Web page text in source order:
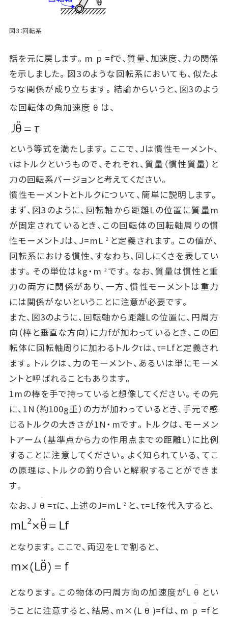
図3：回転系
話を元に戻します。m p
を示しました。図3のような回転系においても、似たよ
うな関係が成り立ちます。結論からいうと、図3のよう
な回転体の角加速度 θ は、
という等式を満たします。ここで、Jは慣性モーメント、
τはトルクというもので、それぞれ、質量（慣性質量）と
力の回転系バージョンと考えてください。
慣性モーメントとトルクについて、簡単に説明します。
まず、図3のように、回転軸から距離Lの位置に質量m
が固定されているとき、この回転体の回転軸周りの慣
性モーメントJは、J=mL 2 と定義されます。この値が、
回転系における慣性、すなわち、回しにくさを表してい
ます。その単位はkg・m 2です。なお、質量は慣性と重
力の両方に関係があり、一方、慣性モーメントは重力
には関係がないということに注意が必要です。
また、図3のように、回転軸から距離Lの位置に、円周方
向（棒と垂直な方向）に力fが加わっているとき、この回
転体に回転軸周りに加わるトルクτは、τ=Lfと定義され
ます。トルクは、力のモーメント、あるいは単にモーメ
ントと呼ばれることもあります。
1mの棒を手で持っていると想像してください。その先
に、1N（約100g重）の力が加わっているとき、手元で感
じるトルクの大きさが1N・mです。トルクは、モーメン
トアーム（基準点から力の作用点までの距離L）に比例
することに注意してください。よく知られている、てこ
の原理は、トルクの釣り合いと解釈することができま
す。
なお、J θ =τに、上述のJ=mL 2 と、τ=Lfを代入すると、
となります。ここで、両辺をL で割ると、
となります。この物体の円周方向の加速度がL θ
..
うことに注意すると、結局、m×(L θ
..
)=fは、m p
..